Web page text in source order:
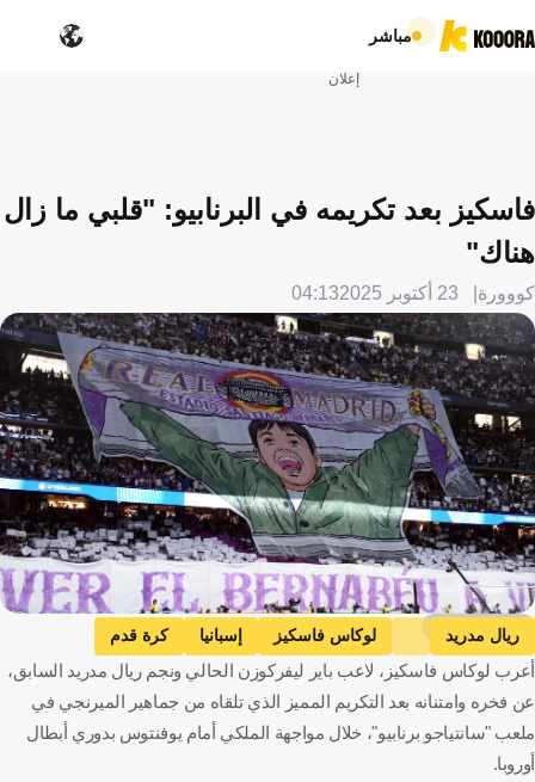
مباشر
إعلان
فاسكيز بعد تكريمه في البرنابيو: "قلبي ما زال
هناك"
كووورة 23 أكتوبر 2025 04:13
Getty Images
ريال مدريد لوكاس فاسكيز إسبانيا كرة قدم
أعرب لوكاس فاسكيز، لاعب باير ليفركوزن الحالي ونجم ريال مدريد السابق،
عن فخره وامتنانه بعد التكريم المميز الذي تلقاه من جماهير الميرنجي في
ملعب "سانتياجو برنابيو"، خلال مواجهة الملكي أمام يوفنتوس بدوري أبطال
أوروبا.